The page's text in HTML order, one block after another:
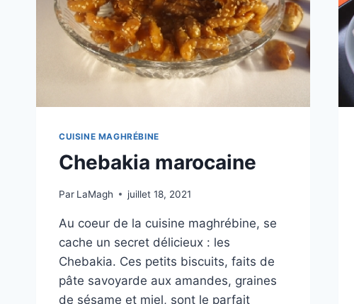
CUISINE MAGHRÉBINE
Chebakia marocaine
Par LaMagh juillet 18, 2021
Au coeur de la cuisine maghrébine, se
cache un secret délicieux : les
Chebakia. Ces petits biscuits, faits de
pâte savoyarde aux amandes, graines
de sésame et miel, sont le parfait